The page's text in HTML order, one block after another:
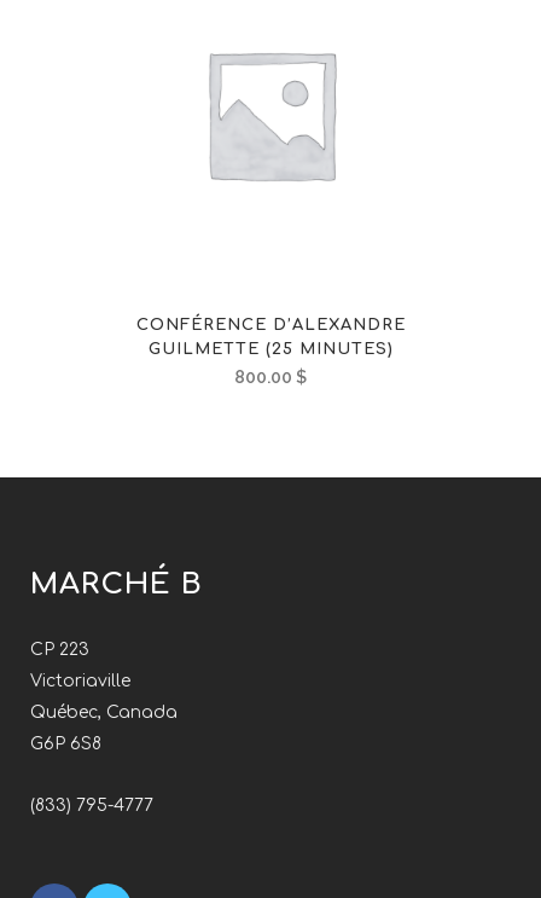
CONFÉRENCE D’ALEXANDRE
GUILMETTE (25 MINUTES)
800.00 $
MARCHÉ B
CP 223
Victoriaville
Québec, Canada
G6P 6S8
(833) 795-4777